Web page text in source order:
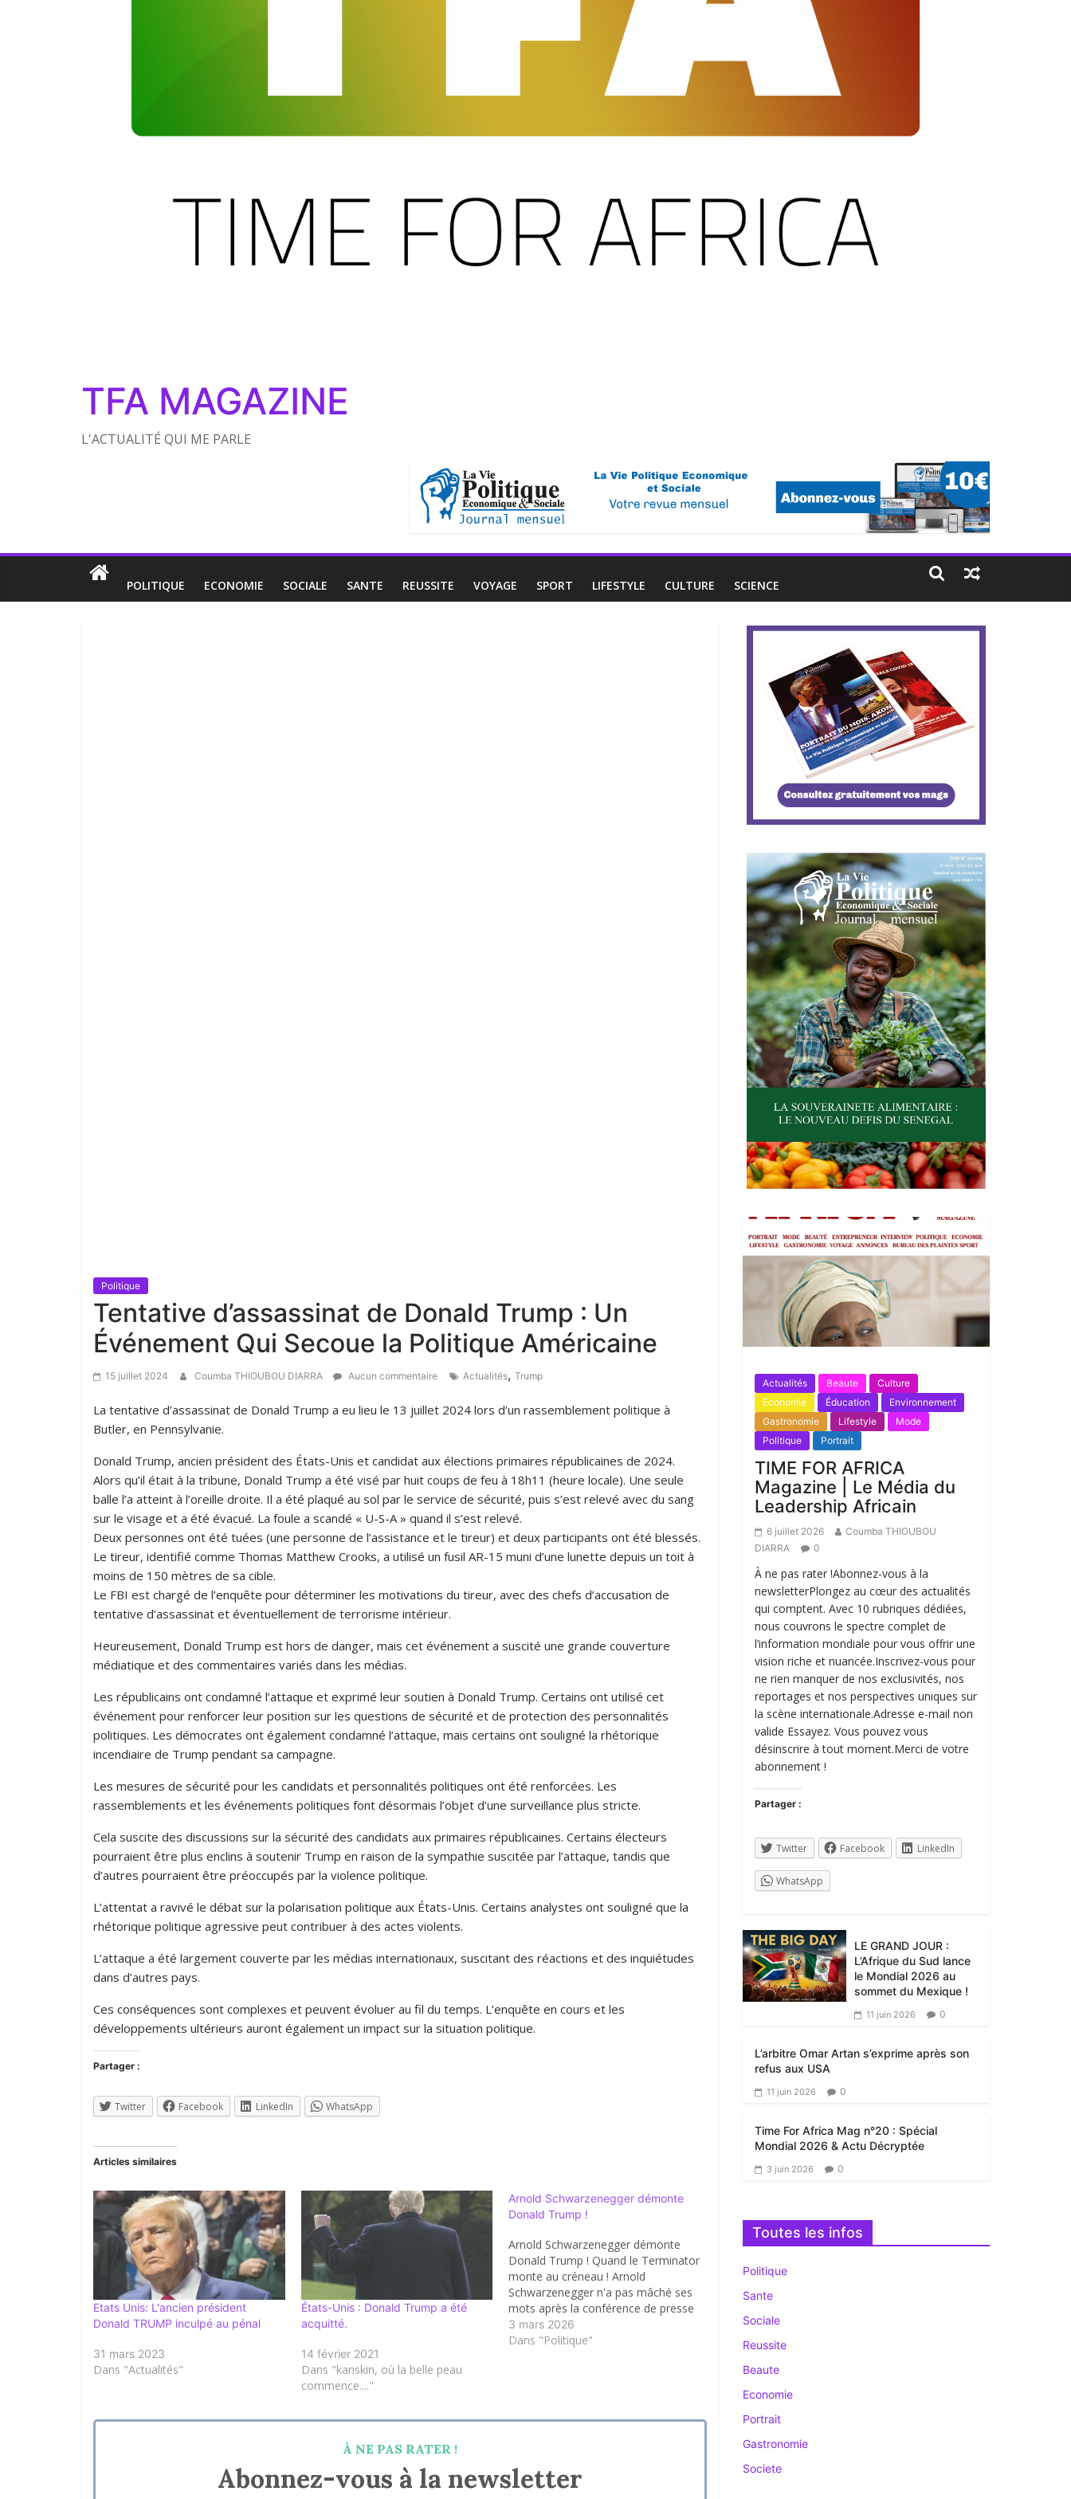
TFA MAGAZINE
L'ACTUALITÉ QUI ME PARLE
POLITIQUE ECONOMIE SOCIALE SANTE REUSSITE VOYAGE SPORT LIFESTYLE CULTURE SCIENCE
Politique
Tentative d’assassinat de Donald Trump : Un
Événement Qui Secoue la Politique Américaine
15 juillet 2024 Coumba THIOUBOU DIARRA Aucun commentaire Actualités, Trump
La tentative d’assassinat de Donald Trump a eu lieu le 13 juillet 2024 lors d’un rassemblement politique à
Butler, en Pennsylvanie.
Donald Trump, ancien président des États-Unis et candidat aux élections primaires républicaines de 2024.
Alors qu’il était à la tribune, Donald Trump a été visé par huit coups de feu à 18h11 (heure locale). Une seule
balle l’a atteint à l’oreille droite. Il a été plaqué au sol par le service de sécurité, puis s’est relevé avec du sang
sur le visage et a été évacué. La foule a scandé « U-S-A » quand il s’est relevé.
Deux personnes ont été tuées (une personne de l’assistance et le tireur) et deux participants ont été blessés.
Le tireur, identifié comme Thomas Matthew Crooks, a utilisé un fusil AR-15 muni d’une lunette depuis un toit à
moins de 150 mètres de sa cible.
Le FBI est chargé de l’enquête pour déterminer les motivations du tireur, avec des chefs d’accusation de
tentative d’assassinat et éventuellement de terrorisme intérieur.
Heureusement, Donald Trump est hors de danger, mais cet événement a suscité une grande couverture
médiatique et des commentaires variés dans les médias.
Les républicains ont condamné l’attaque et exprimé leur soutien à Donald Trump. Certains ont utilisé cet
événement pour renforcer leur position sur les questions de sécurité et de protection des personnalités
politiques. Les démocrates ont également condamné l’attaque, mais certains ont souligné la rhétorique
incendiaire de Trump pendant sa campagne.
Les mesures de sécurité pour les candidats et personnalités politiques ont été renforcées. Les
rassemblements et les événements politiques font désormais l’objet d’une surveillance plus stricte.
Cela suscite des discussions sur la sécurité des candidats aux primaires républicaines. Certains électeurs
pourraient être plus enclins à soutenir Trump en raison de la sympathie suscitée par l’attaque, tandis que
d’autres pourraient être préoccupés par la violence politique.
L’attentat a ravivé le débat sur la polarisation politique aux États-Unis. Certains analystes ont souligné que la
rhétorique politique agressive peut contribuer à des actes violents.
L’attaque a été largement couverte par les médias internationaux, suscitant des réactions et des inquiétudes
dans d’autres pays.
Ces conséquences sont complexes et peuvent évoluer au fil du temps. L’enquête en cours et les
développements ultérieurs auront également un impact sur la situation politique.
Partager :
Twitter Facebook LinkedIn WhatsApp
Articles similaires
Etats Unis: L'ancien président
Donald TRUMP inculpé au pénal
31 mars 2023
Dans "Actualités"
États-Unis : Donald Trump a été
acquitté.
14 février 2021
Dans "kariskin, où la belle peau
commence...."
Arnold Schwarzenegger démonte
Donald Trump !
Arnold Schwarzenegger démonte
Donald Trump ! Quand le Terminator
monte au créneau ! Arnold
Schwarzenegger n'a pas mâché ses
mots après la conférence de presse
entre Donald Trump et Vladimir
Poutine. Il a qualifié la performance
3 mars 2026
Dans "Politique"
À NE PAS RATER !
Abonnez-vous à la newsletter
Actualités Beaute
Culture
Economie
Éducation
Environnement
Gastronomie
Lifestyle
Mode
Politique
Portrait
TIME FOR AFRICA
Magazine | Le Média du
Leadership Africain
6 juillet 2026
Coumba THIOUBOU
DIARRA
0
À ne pas rater !Abonnez-vous à la
newsletterPlongez au cœur des actualités
qui comptent. Avec 10 rubriques dédiées,
nous couvrons le spectre complet de
l’information mondiale pour vous offrir une
vision riche et nuancée.Inscrivez-vous pour
ne rien manquer de nos exclusivités, nos
reportages et nos perspectives uniques sur
la scène internationale.Adresse e-mail non
valide Essayez. Vous pouvez vous
désinscrire à tout moment.Merci de votre
abonnement !
Partager :
Twitter Facebook LinkedIn
WhatsApp
LE GRAND JOUR :
L’Afrique du Sud lance
le Mondial 2026 au
sommet du Mexique !
11 juin 2026 0
L’arbitre Omar Artan s’exprime après son
refus aux USA
11 juin 2026 0
Time For Africa Mag n°20 : Spécial
Mondial 2026 & Actu Décryptée
3 juin 2026 0
Toutes les infos
Politique
Sante
Sociale
Reussite
Beaute
Economie
Portrait
Gastronomie
Societe